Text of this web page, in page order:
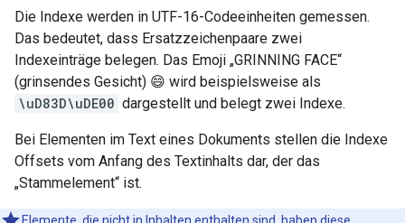
Die Indexe werden in UTF-16-Codeeinheiten gemessen.
Das bedeutet, dass Ersatzzeichenpaare zwei
Indexeinträge belegen. Das Emoji „GRINNING FACE“
(grinsendes Gesicht) 😄 wird beispielsweise als
\uD83D\uDE00 dargestellt und belegt zwei Indexe.
Bei Elementen im Text eines Dokuments stellen die Indexe
Offsets vom Anfang des Textinhalts dar, der das
„Stammelement“ ist.
Elemente, die nicht in Inhalten enthalten sind, haben diese